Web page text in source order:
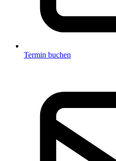
Termin buchen